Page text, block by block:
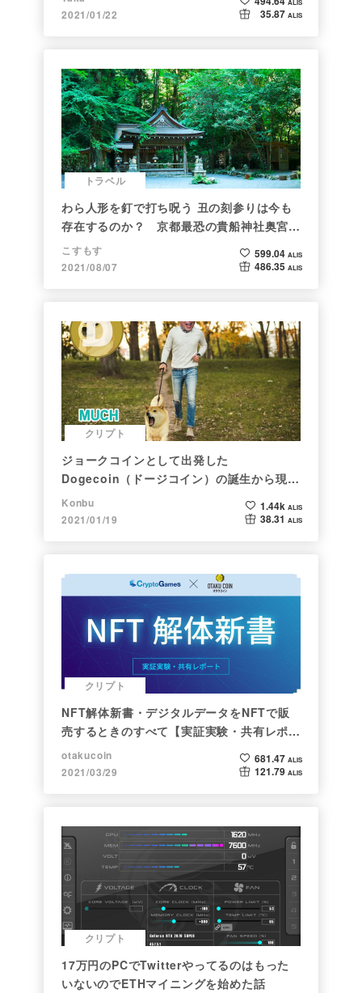
2021/01/22
35.87 ALIS
トラベル
わら人形を釘で打ち呪う 丑の刻参りは今も
存在するのか？ 京都最恐の貴船神社奥宮を
調べた
こすもす
2021/08/07
599.04 ALIS
486.35 ALIS
クリプト
ジョークコインとして出発した
Dogecoin（ドージコイン）の誕生から現在
まで。注目される非証券性🐶
Konbu
2021/01/19
1.44k ALIS
38.31 ALIS
クリプト
NFT解体新書・デジタルデータをNFTで販
売するときのすべて【実証実験・共有レポー
ト】
otakucoin
2021/03/29
681.47 ALIS
121.79 ALIS
クリプト
17万円のPCでTwitterやってるのはもった
いないのでETHマイニングを始めた話